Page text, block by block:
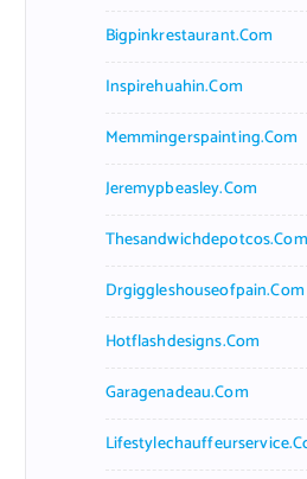
Bigpinkrestaurant.com
Inspirehuahin.com
Memmingerspainting.com
Jeremypbeasley.com
Thesandwichdepotcos.com
Drgiggleshouseofpain.com
Hotflashdesigns.com
Garagenadeau.com